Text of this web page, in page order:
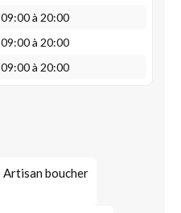
09:00 à 20:00
09:00 à 20:00
09:00 à 20:00
Artisan boucher